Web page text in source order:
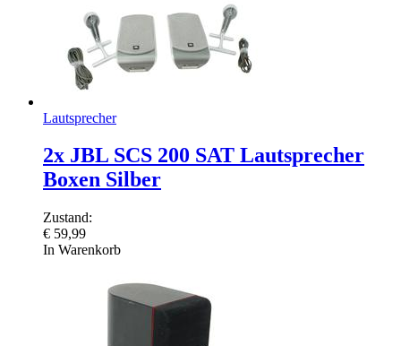
Lautsprecher
2x JBL SCS 200 SAT Lautsprecher
Boxen Silber
Zustand:
€ 59,99
In Warenkorb